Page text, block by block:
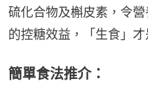
硫化合物及槲皮素，令
的控糖效益，「生食」才
簡單食法推介：